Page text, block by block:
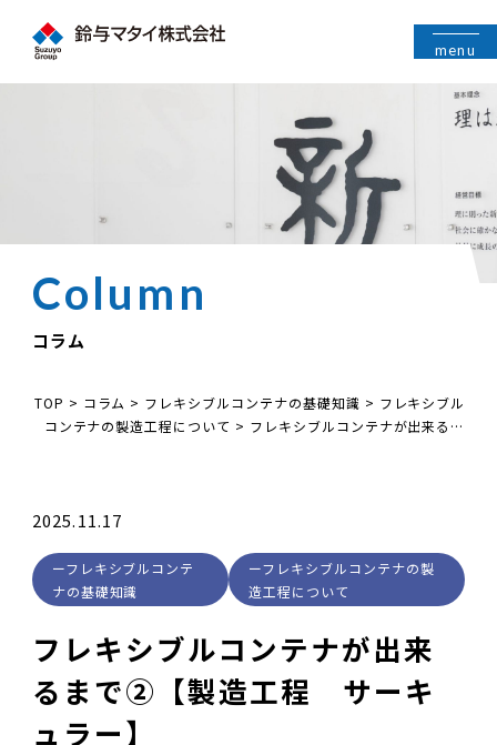
menu
コラム
TOP > コラム > フレキシブルコンテナの基礎知識 > フレキシブル
コンテナの製造工程について > フレキシブルコンテナが出来るま
2025.11.17
フレキシブルコンテ
ナの基礎知識
フレキシブルコンテナの製
造工程について
フレキシブルコンテナが出来
るまで②【製造工程 サーキ
ュラー】